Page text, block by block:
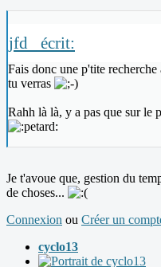
jfd_ écrit:
Fais donc une p'tite
tu verras
Rahh là là, y a pas que sur le
Je t'avoue que, gestion du
de choses...
Connexion ou Créer un
cyclo13